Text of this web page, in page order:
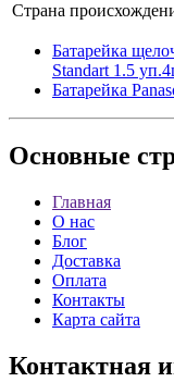
Страна
Батарейка
Standart 1.5
Батарейка
Основные
Главная
О нас
Блог
Доставка
Оплата
Контакты
Карта сайта
Контактная